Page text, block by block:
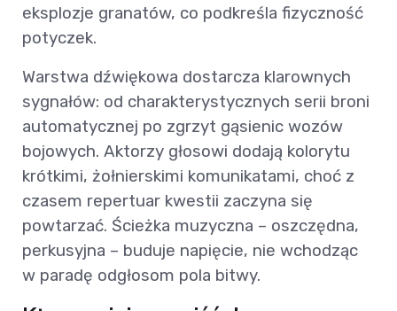
eksplozje granatów, co podkreśla fizyczność
potyczek.
Warstwa dźwiękowa dostarcza klarownych
sygnałów: od charakterystycznych serii broni
automatycznej po zgrzyt gąsienic wozów
bojowych. Aktorzy głosowi dodają kolorytu
krótkimi, żołnierskimi komunikatami, choć z
czasem repertuar kwestii zaczyna się
powtarzać. Ścieżka muzyczna – oszczędna,
perkusyjna – buduje napięcie, nie wchodząc
w paradę odgłosom pola bitwy.